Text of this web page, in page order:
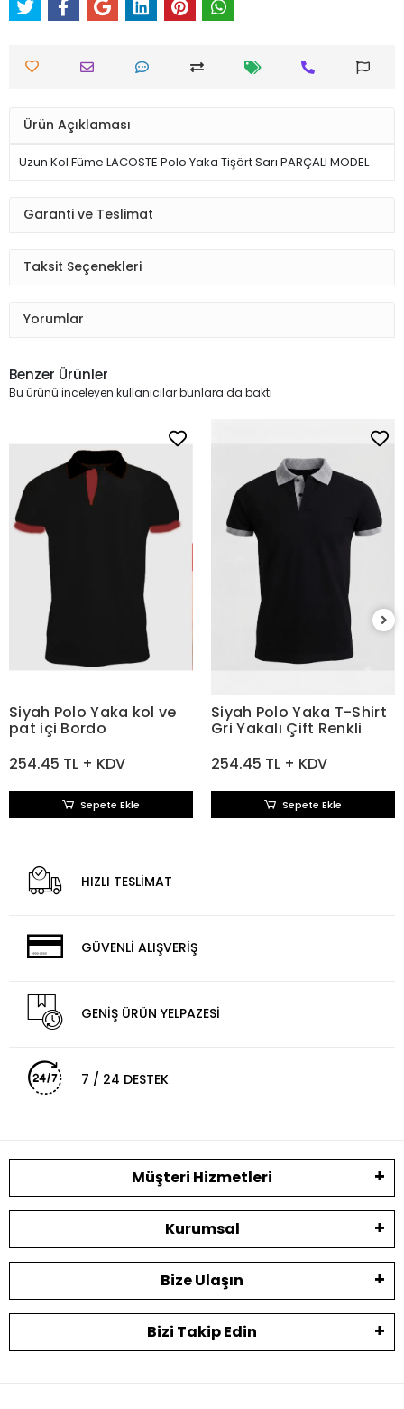
Ürün Açıklaması
Uzun Kol Füme LACOSTE Polo Yaka Tişört Sarı PARÇALI MODEL
Garanti ve Teslimat
Taksit Seçenekleri
Yorumlar
Benzer Ürünler
Bu ürünü inceleyen kullanıcılar bunlara da baktı
Siyah Polo Yaka kol ve
pat içi Bordo
254.45 TL + KDV
Sepete Ekle
Siyah Polo Yaka T-Shirt
Gri Yakalı Çift Renkli
254.45 TL + KDV
Sepete Ekle
HIZLI TESLİMAT
GÜVENLİ ALIŞVERİŞ
GENİŞ ÜRÜN YELPAZESİ
7 / 24 DESTEK
Müşteri Hizmetleri
Kurumsal
Bize Ulaşın
Bizi Takip Edin